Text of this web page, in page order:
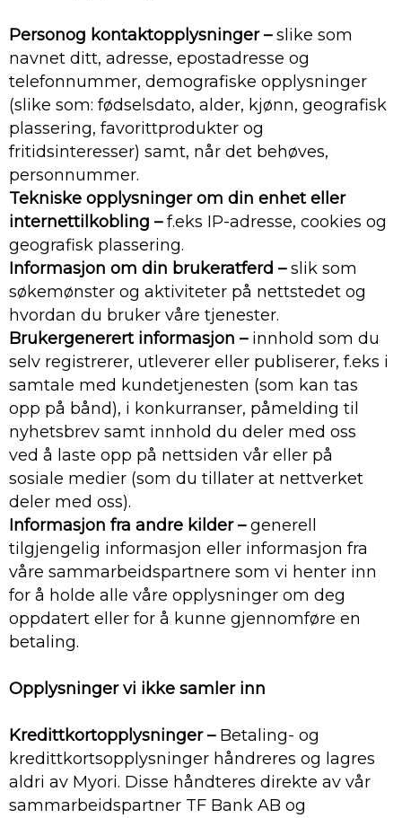
Personog kontaktopplysninger –slike som
navnet ditt, adresse, epostadresse og
telefonnummer, demografiske opplysninger
(slike som: fødselsdato, alder, kjønn, geografisk
plassering, favorittprodukter og
fritidsinteresser) samt, når det behøves,
personnummer.
Tekniske opplysninger om din enhet eller
internettilkobling –f.eks IP-adresse, cookies og
geografisk plassering.
Informasjon om din brukeratferd –slik som
søkemønster og aktiviteter på nettstedet og
hvordan du bruker våre tjenester.
Brukergenerert informasjon – innhold som du
selv registrerer, utleverer eller publiserer, f.eks i
samtale med kundetjenesten (som kan tas
opp på bånd), i konkurranser, påmelding til
nyhetsbrev samt innhold du deler med oss
ved å laste opp på nettsiden vår eller på
sosiale medier (som du tillater at nettverket
deler med oss).
Informasjon fra andre kilder –generell
tilgjengelig informasjon eller informasjon fra
våre sammarbeidspartnere som vi henter inn
for å holde alle våre opplysninger om deg
oppdatert eller for å kunne gjennomføre en
betaling.
Opplysninger vi ikke samler inn
Kredittkortopplysninger –Betaling- og
kredittkortsopplysninger håndreres og lagres
aldri av Myori. Disse håndteres direkte av vår
sammarbeidspartner TF Bank AB og